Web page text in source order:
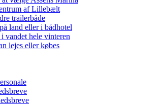
af Lillebælt
trailerbåde
land eller i bådhotel
vandet hele vinteren
lejes eller købes